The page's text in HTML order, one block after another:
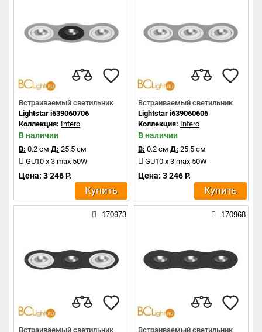
Встраиваемый светильник
Lightstar i639060706
Коллекция: Intero
В наличии
В: 0.2 см Д: 25.5 см
GU10 x 3 max 50W
Цена: 3 246 Р.
Купить
Встраиваемый светильник
Lightstar i639060606
Коллекция: Intero
В наличии
В: 0.2 см Д: 25.5 см
GU10 x 3 max 50W
Цена: 3 246 Р.
Купить
170973
Встраиваемый светильник
170968
Встраиваемый светильник